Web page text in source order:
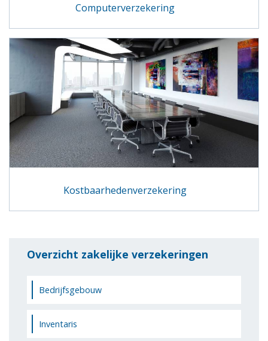
Computerverzekering
Kostbaarhedenverzekering
Overzicht zakelijke verzekeringen
Bedrijfsgebouw
Inventaris